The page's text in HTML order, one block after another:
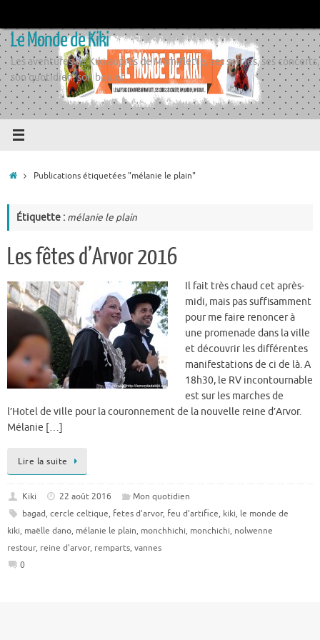
contenu
Le Monde de Kiki
Les aventures de Kiki auprès de Momiflette, ses sorties, ses concerts,
son quotidien, son boulot
AccueilPublications étiquetées "mélanie le plain"
Étiquette : mélanie le plain
Les fêtes d’Arvor 2016
Il fait très chaud cet après-
midi, mais pas suffisamment
pour me faire renoncer à
une promenade dans la ville
et découvrir les différentes
manifestations de ci de là. A
18h30, le RV incontournable
est sur les marches de
l’Hotel de ville pour la couronnement de la nouvelle reine d’Arvor.
Mélanie […]
Lire la suite
Kiki 22 août 2016
Mon quotidien
bagad, cercle celtique, fetes d'arvor, feu d'artifice, kiki, le monde de
kiki, maëlle dano, mélanie le plain, monchhichi, monchichi, nolwenne
restour, reine d'arvor, remparts, vannes
0